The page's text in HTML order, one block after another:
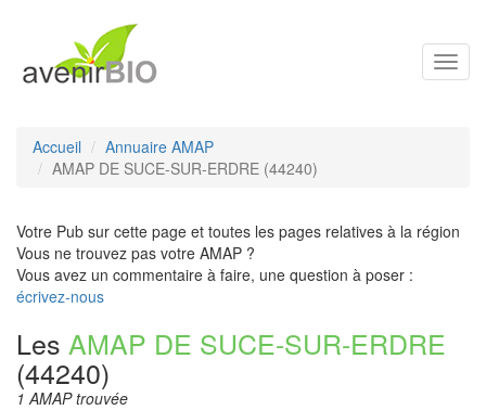
Accueil
Annuaire AMAP
AMAP DE SUCE-SUR-ERDRE (44240)
Votre Pub sur cette page et toutes les pages relatives à la région
Vous ne trouvez pas votre AMAP ?
Vous avez un commentaire à faire, une question à poser :
écrivez-nous
Les AMAP DE SUCE-SUR-ERDRE
(44240)
1 AMAP trouvée